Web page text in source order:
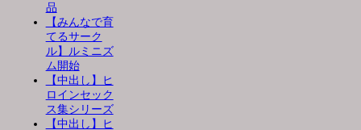
品
【みんなで育
てるサーク
ル】ルミニズ
ム開始
【中出し】ヒ
ロインセック
ス集シリーズ
【中出し】ヒ